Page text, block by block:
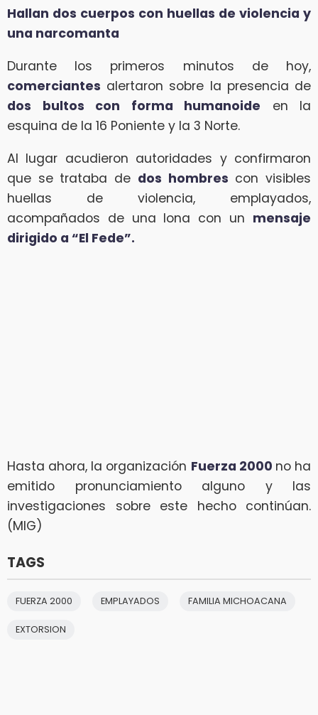
Hallan dos cuerpos con huellas de violencia y
una narcomanta
Durante los primeros minutos de hoy,
comerciantes alertaron sobre la presencia de
dos bultos con forma humanoide en la
esquina de la 16 Poniente y la 3 Norte.
Al lugar acudieron autoridades y confirmaron
que se trataba de dos hombres con visibles
huellas de violencia, emplayados,
acompañados de una lona con un mensaje
dirigido a “El Fede”.
Hasta ahora, la organización Fuerza 2000 no ha
emitido pronunciamiento alguno y las
investigaciones sobre este hecho continúan.
(MIG)
TAGS
FUERZA 2000 EMPLAYADOS FAMILIA MICHOACANA
EXTORSION